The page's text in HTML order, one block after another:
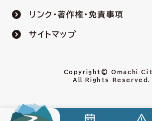
リンク・著作権・免責事項
サイトマップ
Copyright© Omachi
All Rights Reserved.